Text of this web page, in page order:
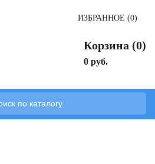
ИЗБРАННОЕ (0)
Корзина (0)
0 руб.